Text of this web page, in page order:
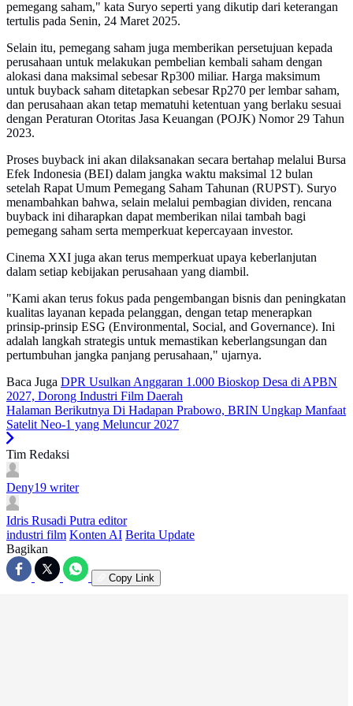
pemegang saham," kata Suryo seperti yang dikutip dari keterangan
tertulis pada Senin, 24 Maret 2025.
Selain itu, pemegang saham juga memberikan persetujuan kepada
perusahaan untuk melakukan pembelian kembali saham dengan
alokasi dana maksimal sebesar Rp300 miliar. Harga maksimum
untuk buyback saham ditetapkan sebesar Rp270 per lembar saham,
dan perusahaan akan tetap mematuhi ketentuan yang berlaku sesuai
dengan Peraturan Otoritas Jasa Keuangan (POJK) Nomor 29 Tahun
2023.
Proses buyback ini akan dilaksanakan secara bertahap melalui Bursa
Efek Indonesia (BEI) dalam jangka waktu maksimal 12 bulan
setelah Rapat Umum Pemegang Saham Tahunan (RUPST). Suryo
menambahkan bahwa, selain melalui pembagian dividen, rencana
buyback ini diharapkan dapat memberikan nilai tambah bagi
pemegang saham serta memperkuat kepercayaan investor.
Cinema XXI juga akan terus memperkuat upaya keberlanjutan
dalam setiap kebijakan perusahaan yang diambil.
"Kami akan terus fokus pada pengembangan bisnis dan peningkatan
kualitas layanan kepada pelanggan, dengan tetap menerapkan
prinsip-prinsip ESG (Environmental, Social, and Governance). Ini
adalah langkah strategis untuk memastikan keberlangsungan dan
pertumbuhan jangka panjang perusahaan," ujarnya.
Baca Juga DPR Usulkan Anggaran 1.000 Bioskop Desa di APBN
2027, Dorong Industri Film Daerah
Halaman Berikutnya Di Hadapan Prabowo, BRIN Ungkap Manfaat
Satelit Neo-1 yang Meluncur 2027
Tim Redaksi
Deny19 writer
Idris Rusadi Putra editor
industri film Konten AI Berita Update
Bagikan
Copy Link